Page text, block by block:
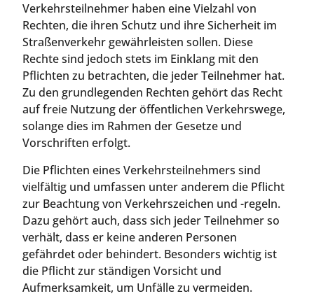
Verkehrsteilnehmer haben eine Vielzahl von
Rechten, die ihren Schutz und ihre Sicherheit im
Straßenverkehr gewährleisten sollen. Diese
Rechte sind jedoch stets im Einklang mit den
Pflichten zu betrachten, die jeder Teilnehmer hat.
Zu den grundlegenden Rechten gehört das Recht
auf freie Nutzung der öffentlichen Verkehrswege,
solange dies im Rahmen der Gesetze und
Vorschriften erfolgt.
Die Pflichten eines Verkehrsteilnehmers sind
vielfältig und umfassen unter anderem die Pflicht
zur Beachtung von Verkehrszeichen und -regeln.
Dazu gehört auch, dass sich jeder Teilnehmer so
verhält, dass er keine anderen Personen
gefährdet oder behindert. Besonders wichtig ist
die Pflicht zur ständigen Vorsicht und
Aufmerksamkeit, um Unfälle zu vermeiden.